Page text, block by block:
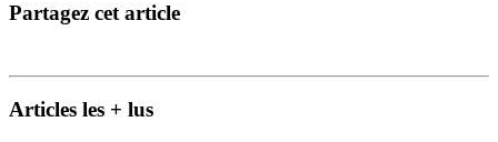
Partagez cet article
Articles les + lus